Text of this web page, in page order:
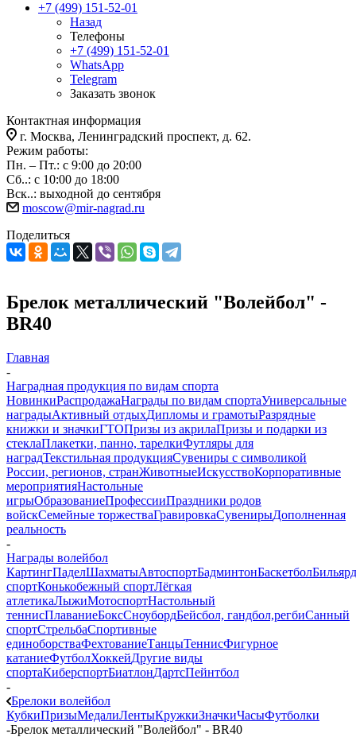
+7 (499) 151-52-01
Назад
Телефоны
+7 (499) 151-52-01
WhatsApp
Telegram
Заказать звонок
Контактная информация
г. Москва, Ленинградский проспект, д. 62.
Режим работы:
Пн. – Пт.: с 9:00 до 20:00
Сб..: с 10:00 до 18:00
Вск..: выходной до сентября
moscow@mir-nagrad.ru
Поделиться
Брелок металлический "Волейбол" -
BR40
Главная
-
Наградная продукция по видам спорта
НовинкиРаспродажаНаграды по видам спортаУниверсальные
наградыАктивный отдыхДипломы и грамотыРазрядные
книжки и значкиГТОПризы из акрилаПризы и подарки из
стеклаПлакетки, панно, тарелкиФутляры для
наградТекстильная продукцияСувениры с символикой
России, регионов, странЖивотныеИскусствоКорпоративные
мероприятияНастольные
игрыОбразованиеПрофессииПраздники родов
войскСемейные торжестваГравировкаСувенирыДополненная
реальность
-
Награды волейбол
КартингПаделШахматыАвтоспортБадминтонБаскетболБильярд
спортКонькобежный спортЛёгкая
атлетикаЛыжиМотоспортНастольный
теннисПлаваниеБоксСноубордБейсбол, гандбол,регбиСанный
спортСтрельбаСпортивные
единоборстваФехтованиеТанцыТеннисФигурное
катаниеФутболХоккейДругие виды
спортаКиберспортБиатлонДартсПейнтбол
-
Брелоки волейбол
КубкиПризыМедалиЛентыКружкиЗначкиЧасыФутболки
-Брелок металлический "Волейбол" - BR40